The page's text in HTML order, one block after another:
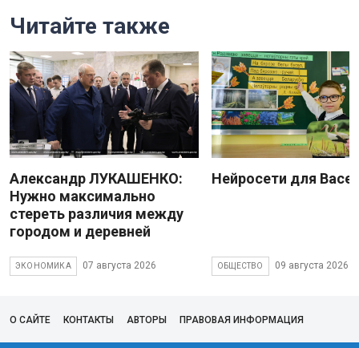
Читайте также
Александр ЛУКАШЕНКО:
Нужно максимально
стереть различия между
городом и деревней
ЭКОНОМИКА 07 августа 2026
Нейросети для
ОБЩЕСТВО 09 августа 2026
О САЙТЕ КОНТАКТЫ АВТОРЫ ПРАВОВАЯ ИНФОРМАЦИЯ